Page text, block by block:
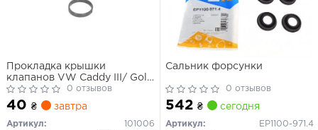
Прокладка крышки
клапанов VW Caddy III/ Golf
V/VI 1.4-1.6 (для гнезда
свечей зажигания)
0 отзывов
40 ₴ завтра
Артикул:
101006
Сальник форсунки
0 отзывов
542 ₴ сегодня
Артикул:
EP1100-971.4